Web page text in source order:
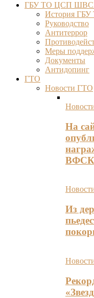
ГБУ ТО ЦСП
История
Руководство
Антитеррор
Меры
Документы
Антидопинг
ГТО
Новости ГТО
На
Из